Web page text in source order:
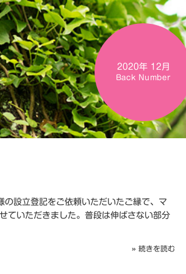
2020年 12月
Back Number
設立登記をご依頼いただいたご縁で、マ
ていただきました。普段は伸ばさない部分
» 続きを読む